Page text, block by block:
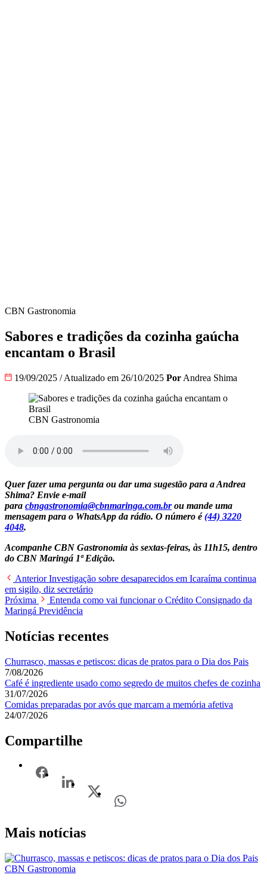
CBN Gastronomia
Sabores e tradições da cozinha gaúcha
encantam o Brasil
19/09/2025 / Atualizado em 26/10/2025 Por Andrea Shima
CBN Gastronomia
Quer fazer uma pergunta ou dar uma sugestão para a Andrea
Shima? Envie e-mail
para cbngastronomia@cbnmaringa.com.brou mande uma
mensagem para o WhatsApp da rádio. O número é(44) 3220
4048.
Acompanhe CBN Gastronomia às sextas-feiras, às 11h15, dentro
do CBN Maringá 1ª Edição.
AnteriorInvestigação sobre desaparecidos em Icaraíma continua
em sigilo, diz secretário
Próxima
Entenda como vai funcionar o Crédito Consignado da
Maringá Previdência
Notícias recentes
Churrasco, massas e petiscos: dicas de pratos para o Dia dos Pais
7/08/2026
Café é ingrediente usado como segredo de muitos chefes de cozinha
31/07/2026
Comidas preparadas por avós que marcam a memória afetiva
24/07/2026
Compartilhe
Mais notícias
CBN Gastronomia